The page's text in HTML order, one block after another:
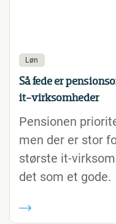
Løn
Så fede er
it-virksomheder
Pensionen
men der er stor
største it-
det som et gode.